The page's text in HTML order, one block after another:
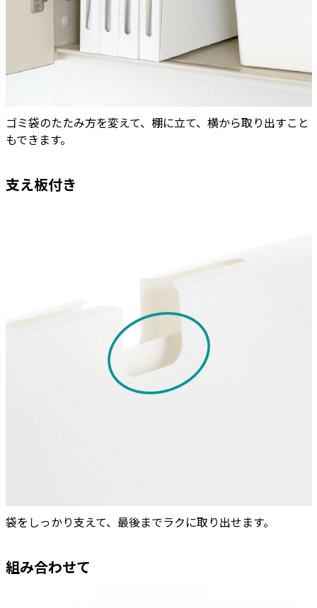
ゴミ袋のたたみ方を変えて、棚に立て、横から取り出すこと
もできます。
支え板付き
袋をしっかり支えて、最後までラクに取り出せます。
組み合わせて